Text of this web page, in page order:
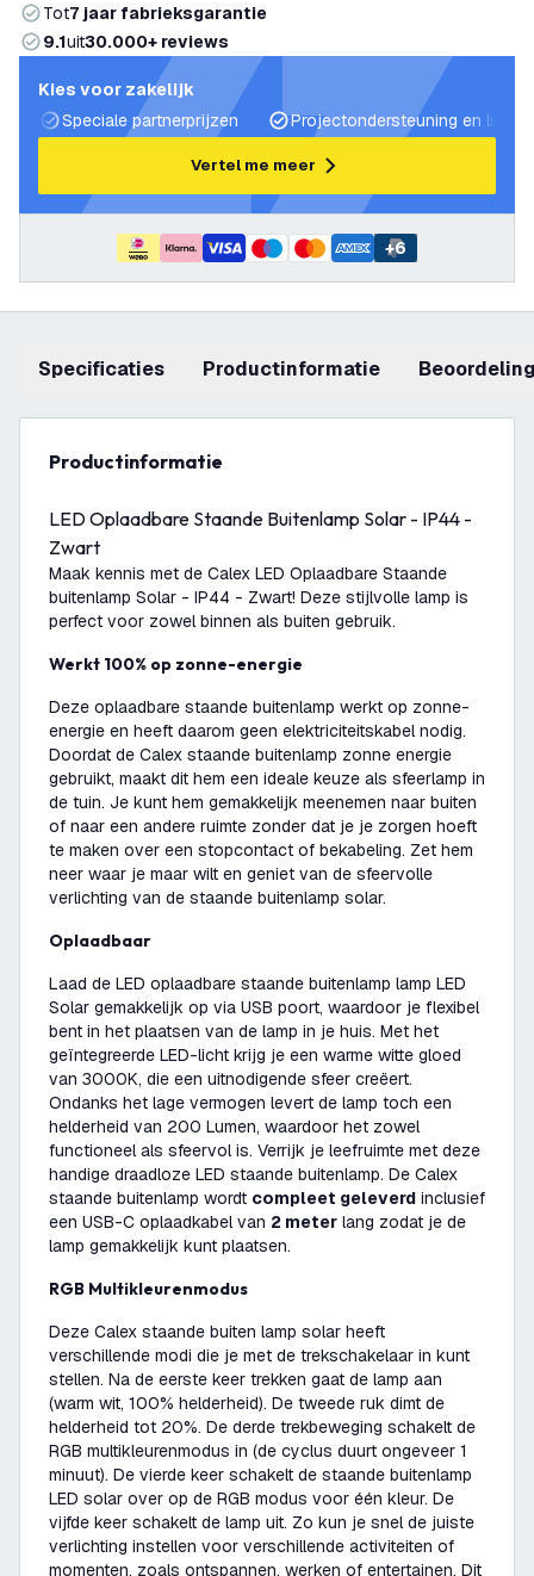
Tot7 jaar fabrieksgarantie
9.1uit30.000+ reviews
Kies voor zakelijk
Speciale partnerprijzen
Projectondersteuning en
Vertel me meer
+6
Specificaties productinformatie
productinformatie
LED Oplaadbare Staande Buitenlamp Solar - IP44 -
Zwart
Maak kennis met de Calex LED Oplaadbare Staande
buitenlamp Solar - IP44 - Zwart! Deze stijlvolle lamp is
perfect voor zowel binnen als buiten gebruik.
Werkt 100% op zonne-energie
Deze oplaadbare staande buitenlamp werkt op zonne-
energie en heeft daarom geen elektriciteitskabel nodig.
Doordat de Calex staande buitenlamp zonne energie
gebruikt, maakt dit hem een ideale keuze als sfeerlamp in
de tuin. Je kunt hem gemakkelijk meenemen naar buiten
of naar een andere ruimte zonder dat je je zorgen hoeft
te maken over een stopcontact of bekabeling. Zet hem
neer waar je maar wilt en geniet van de sfeervolle
verlichting van de staande buitenlamp solar.
Oplaadbaar
Laad de LED oplaadbare staande buitenlamp lamp LED
Solar gemakkelijk op via USB poort, waardoor je flexibel
bent in het plaatsen van de lamp in je huis. Met het
geïntegreerde LED-licht krijg je een warme witte gloed
van 3000K, die een uitnodigende sfeer creëert.
Ondanks het lage vermogen levert de lamp toch een
helderheid van 200 Lumen, waardoor het zowel
functioneel als sfeervol is. Verrijk je leefruimte met deze
handige draadloze LED staande buitenlamp. De Calex
staande buitenlamp wordt compleet geleverd inclusief
een USB-C oplaadkabel van 2 meter lang zodat je de
lamp gemakkelijk kunt plaatsen.
RGB Multikleurenmodus
Deze Calex staande buiten lamp solar heeft
verschillende modi die je met de trekschakelaar in kunt
stellen. Na de eerste keer trekken gaat de lamp aan
(warm wit, 100% helderheid). De tweede ruk dimt de
helderheid tot 20%. De derde trekbeweging schakelt de
RGB multikleurenmodus in (de cyclus duurt ongeveer 1
minuut). De vierde keer schakelt de staande buitenlamp
LED solar over op de RGB modus voor één kleur. De
vijfde keer schakelt de lamp uit. Zo kun je snel de juiste
verlichting instellen voor verschillende activiteiten of
momenten, zoals ontspannen, werken of entertainen. Dit